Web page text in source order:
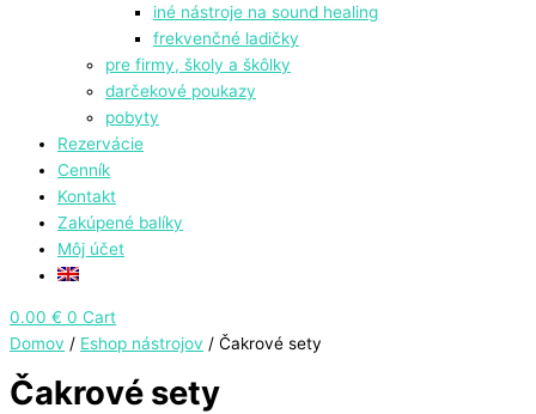
⁠iné nástroje na sound healing
frekvenčné ladičky
pre firmy, školy a škôlky
darčekové poukazy
pobyty
Rezervácie
Cenník
Kontakt
Zakúpené balíky
Môj účet
0.00 € 0 Cart
Domov / Eshop nástrojov / Čakrové sety
Čakrové sety